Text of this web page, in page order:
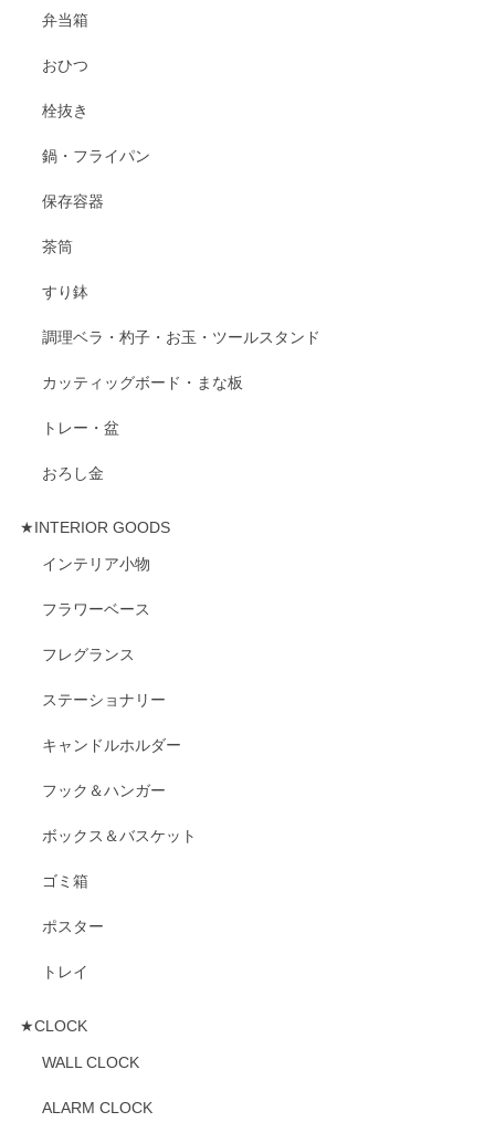
弁当箱
おひつ
栓抜き
鍋・フライパン
保存容器
茶筒
すり鉢
調理ベラ・杓子・お玉・ツールスタンド
カッティッグボード・まな板
トレー・盆
おろし金
★INTERIOR GOODS
インテリア小物
フラワーベース
フレグランス
ステーショナリー
キャンドルホルダー
フック＆ハンガー
ボックス＆バスケット
ゴミ箱
ポスター
トレイ
★CLOCK
WALL CLOCK
ALARM CLOCK